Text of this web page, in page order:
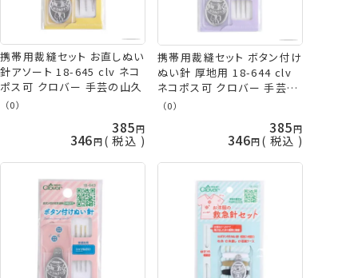
携帯用裁縫セット お直しぬい
針アソート 18-645 clv ネコ
ポス可 クロバー 手芸の山久
（0）
385
346 税込
携帯用裁縫セット ボタン付け
ぬい針 厚地用 18-644 clv
ネコポス可 クロバー 手芸の
山久
（0）
385
346 税込